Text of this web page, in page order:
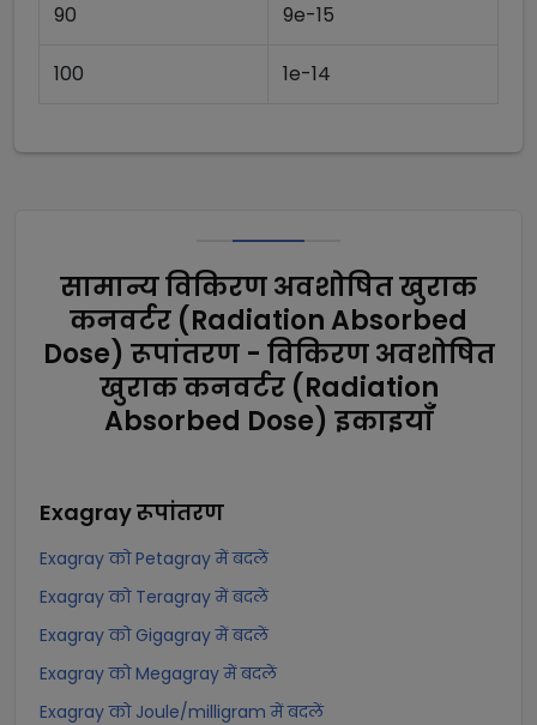
90 9e-15
100 1e-14
सामान्य विकिरण अवशोषित खुराक
कनवर्टर (Radiation Absorbed
Dose) रूपांतरण - विकिरण अवशोषित
खुराक कनवर्टर (Radiation
Absorbed Dose) इकाइयाँ
Exagrayरूपांतरण
Exagray को Petagray में बदलें
Exagray को Teragray में बदलें
Exagray को Gigagray में बदलें
Exagray को Megagray में बदलें
Exagray को Joule/milligram में बदलें